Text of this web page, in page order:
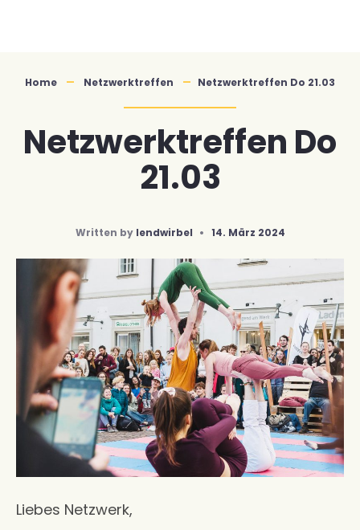
Home Netzwerktreffen Netzwerktreffen Do 21.03
Netzwerktreffen Do
21.03
Written by lendwirbel • 14. März 2024
Liebes Netzwerk,